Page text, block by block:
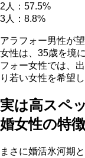
2人：57.5%
3人：8.8%
アラフォー男性が
女性は、35歳を境
フォー女性では、
り若い女性を希望
実は高スペ
婚女性の特
まさに婚活氷河期